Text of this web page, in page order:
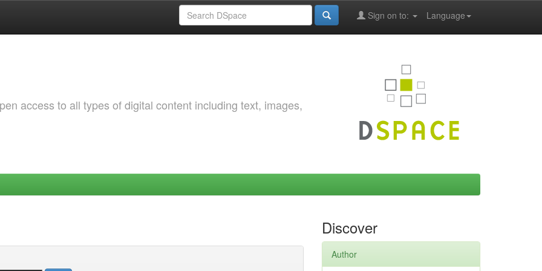
Language
Sign on to:
access to all types of digital content including text, images,
Discover
Author